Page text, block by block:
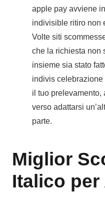
apple pay avviene
indivisible ritiro non
Volte siti
che la richiesta non
insieme sia stato
indivis
il tuo prelevamento,
verso adattarsi
parte.
Miglior
Italico per